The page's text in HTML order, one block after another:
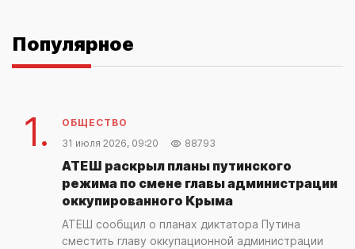
Популярное
1.
ОБЩЕСТВО
31 июля 2026, 09:20
88793
АТЕШ раскрыл планы путинского
режима по смене главы администрации
оккупированного Крыма
АТЕШ сообщил о планах диктатора Путина
сместить главу оккупационной администрации